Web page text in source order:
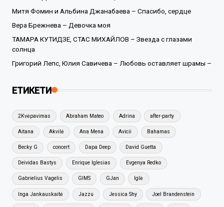
Митя Фомин и Альбина Джанабаева – Спасибо, сердце
Вера Брежнева – Девочка моя
ТАМАРА КУТИДЗЕ, СТАС МИХАЙЛОВ – Звезда с глазами
солнца
Григорий Лепс, Юлия Савичева – Любовь оставляет шрамы –
ЕТИКЕТИ
2Kvėpavimas Abraham Mateo Adrina after-party
Aitana Akvilė Ana Mena Avicii Bahamas
Becky G concert Dapa Deep David Guetta
Deividas Bastys Enrique Iglesias Evgenya Redko
Gabrielius Vagelis GIMS GJan Iglė
Inga Jankauskaitė Jazzu Jessica Shy Joel Brandenstein